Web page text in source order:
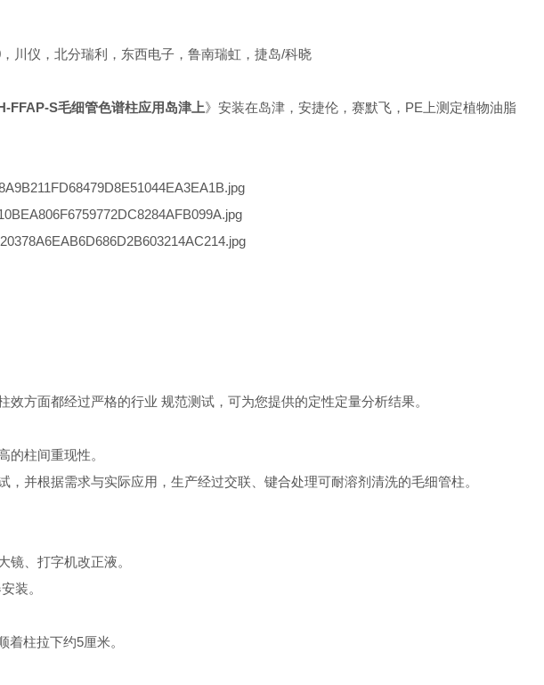
川仪，北分瑞利，东西电子，鲁南瑞虹，捷岛/科晓
FFAP-S毛细管色谱柱应用岛津上》安装在岛津，安捷伦，赛默飞，PE上测定植物油脂
方面都经过严格的行业 规范测试，可为您提供的定性定量分析结果。
的柱间重现性。
并根据需求与实际应用，生产经过交联、键合处理可耐溶剂清洗的毛细管柱。
镜、打字机改正液。
装。
柱拉下约5厘米。